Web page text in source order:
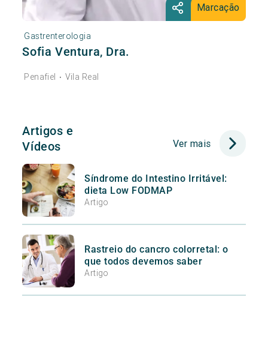
Marcação
Gastrenterologia
Sofia Ventura, Dra.
Penafiel • Vila Real
Artigos e
Vídeos
Ver mais
Síndrome do Intestino Irritável:
dieta Low FODMAP
Artigo
Rastreio do cancro colorretal: o
que todos devemos saber
Artigo